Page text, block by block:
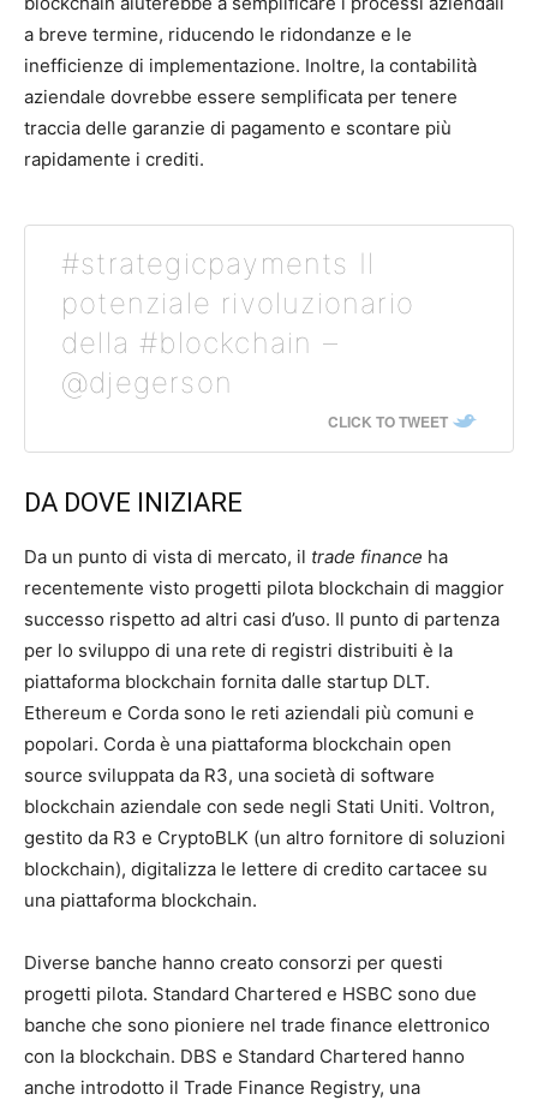
a breve termine, riducendo le ridondanze e le
inefficienze di implementazione. Inoltre, la contabilità
aziendale dovrebbe essere semplificata per tenere
traccia delle garanzie di pagamento e scontare più
rapidamente i crediti.
#strategicpayments Il
potenziale rivoluzionario
della #blockchain –
@djegerson
CLICK TO TWEET
DA DOVE INIZIARE
Da un punto di vista di mercato, il trade finance ha
recentemente visto progetti pilota blockchain di maggior
successo rispetto ad altri casi d’uso. Il punto di partenza
per lo sviluppo di una rete di registri distribuiti è la
piattaforma blockchain fornita dalle startup DLT.
Ethereum e Corda sono le reti aziendali più comuni e
popolari. Corda è una piattaforma blockchain open
source sviluppata da R3, una società di software
blockchain aziendale con sede negli Stati Uniti. Voltron,
gestito da R3 e CryptoBLK (un altro fornitore di soluzioni
blockchain), digitalizza le lettere di credito cartacee su
una piattaforma blockchain.
Diverse banche hanno creato consorzi per questi
progetti pilota. Standard Chartered e HSBC sono due
banche che sono pioniere nel trade finance elettronico
con la blockchain. DBS e Standard Chartered hanno
anche introdotto il Trade Finance Registry, una